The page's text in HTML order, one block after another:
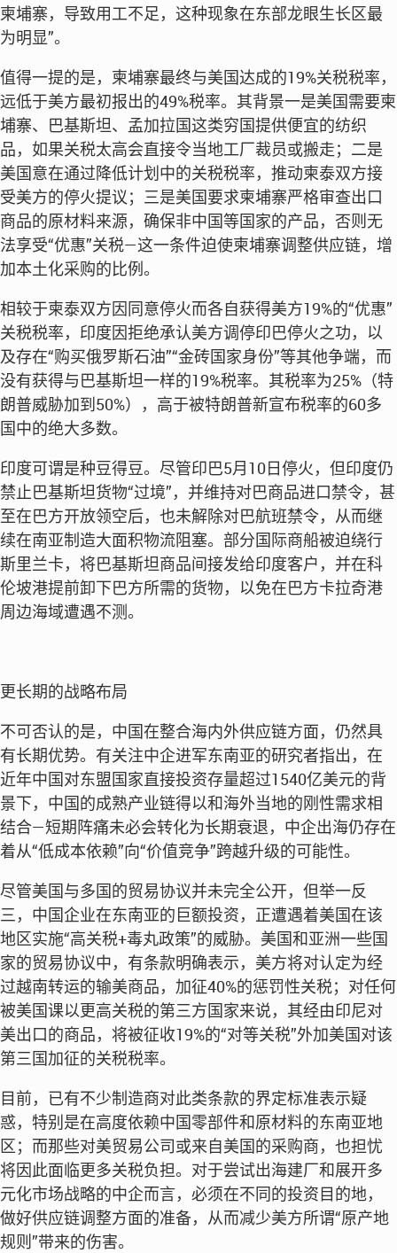
柬埔寨，导致用工不足，这种现象在东部龙眼生长区最
为明显”。
值得一提的是，柬埔寨最终与美国达成的19%关税税率，
远低于美方最初报出的49%税率。其背景一是美国需要柬
埔寨、巴基斯坦、孟加拉国这类穷国提供便宜的纺织
品，如果关税太高会直接令当地工厂裁员或搬走；二是
美国意在通过降低计划中的关税税率，推动柬泰双方接
受美方的停火提议；三是美国要求柬埔寨严格审查出口
商品的原材料来源，确保非中国等国家的产品，否则无
法享受“优惠”关税—这一条件迫使柬埔寨调整供应链，增
加本土化采购的比例。
相较于柬泰双方因同意停火而各自获得美方19%的“优惠”
关税税率，印度因拒绝承认美方调停印巴停火之功，以
及存在“购买俄罗斯石油”“金砖国家身份”等其他争端，而
没有获得与巴基斯坦一样的19%税率。其税率为25%（特
朗普威胁加到50%），高于被特朗普新宣布税率的60多
国中的绝大多数。
印度可谓是种豆得豆。尽管印巴5月10日停火，但印度仍
禁止巴基斯坦货物“过境”，并维持对巴商品进口禁令，甚
至在巴方开放领空后，也未解除对巴航班禁令，从而继
续在南亚制造大面积物流阻塞。部分国际商船被迫绕行
斯里兰卡，将巴基斯坦商品间接发给印度客户，并在科
伦坡港提前卸下巴方所需的货物，以免在巴方卡拉奇港
周边海域遭遇不测。
更长期的战略布局
不可否认的是，中国在整合海内外供应链方面，仍然具
有长期优势。有关注中企进军东南亚的研究者指出，在
近年中国对东盟国家直接投资存量超过1540亿美元的背
景下，中国的成熟产业链得以和海外当地的刚性需求相
结合—短期阵痛未必会转化为长期衰退，中企出海仍存在
着从“低成本依赖”向“价值竞争”跨越升级的可能性。
尽管美国与多国的贸易协议并未完全公开，但举一反
三，中国企业在东南亚的巨额投资，正遭遇着美国在该
地区实施“高关税+毒丸政策”的威胁。美国和亚洲一些国
家的贸易协议中，有条款明确表示，美方将对认定为经
过越南转运的输美商品，加征40%的惩罚性关税；对任何
被美国课以更高关税的第三方国家来说，其经由印尼对
美出口的商品，将被征收19%的“对等关税”外加美国对该
第三国加征的关税税率。
目前，已有不少制造商对此类条款的界定标准表示疑
惑，特别是在高度依赖中国零部件和原材料的东南亚地
区；而那些对美贸易公司或来自美国的采购商，也担忧
将因此面临更多关税负担。对于尝试出海建厂和展开多
元化市场战略的中企而言，必须在不同的投资目的地，
做好供应链调整方面的准备，从而减少美方所谓“原产地
规则”带来的伤害。